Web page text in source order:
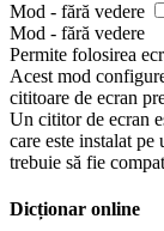
Mod - fără vedere
Mod - fără vedere
Permite folosirea
Acest mod
cititoare de ecran
Un cititor de ecran
care este instalat
trebuie să fie
Dicționar online